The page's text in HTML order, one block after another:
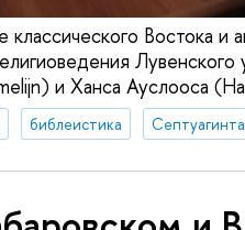
Востока
Лувенского
и Ханса Ауслооса
библеистика Септуагинта